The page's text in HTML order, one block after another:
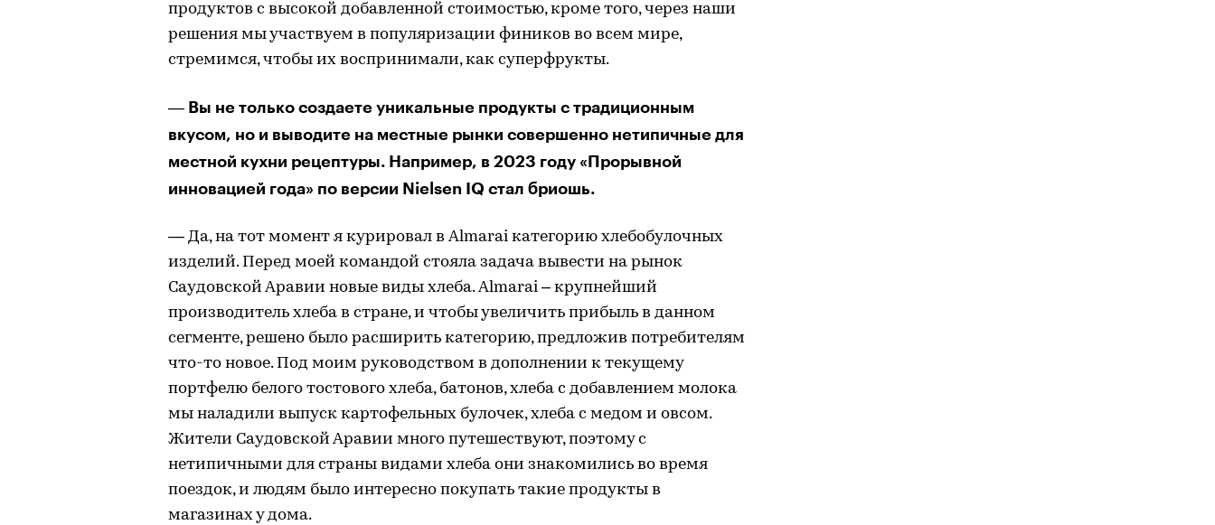
продуктов с высокой добавленной стоимостью, кроме того, через наши
решения мы участвуем в популяризации фиников во всем мире,
стремимся, чтобы их воспринимали, как суперфрукты.
— Вы не только создаете уникальные продукты с традиционным
вкусом, но и выводите на местные рынки совершенно нетипичные для
местной кухни рецептуры. Например, в 2023 году «Прорывной
инновацией года» по версии Nielsen IQ стал бриошь.
— Да, на тот момент я курировал в Almarai категорию хлебобулочных
изделий. Перед моей командой стояла задача вывести на рынок
Саудовской Аравии новые виды хлеба. Almarai – крупнейший
производитель хлеба в стране, и чтобы увеличить прибыль в данном
сегменте, решено было расширить категорию, предложив потребителям
что-то новое. Под моим руководством в дополнении к текущему
портфелю белого тостового хлеба, батонов, хлеба с добавлением молока
мы наладили выпуск картофельных булочек, хлеба с медом и овсом.
Жители Саудовской Аравии много путешествуют, поэтому с
нетипичными для страны видами хлеба они знакомились во время
поездок, и людям было интересно покупать такие продукты в
магазинах у дома.